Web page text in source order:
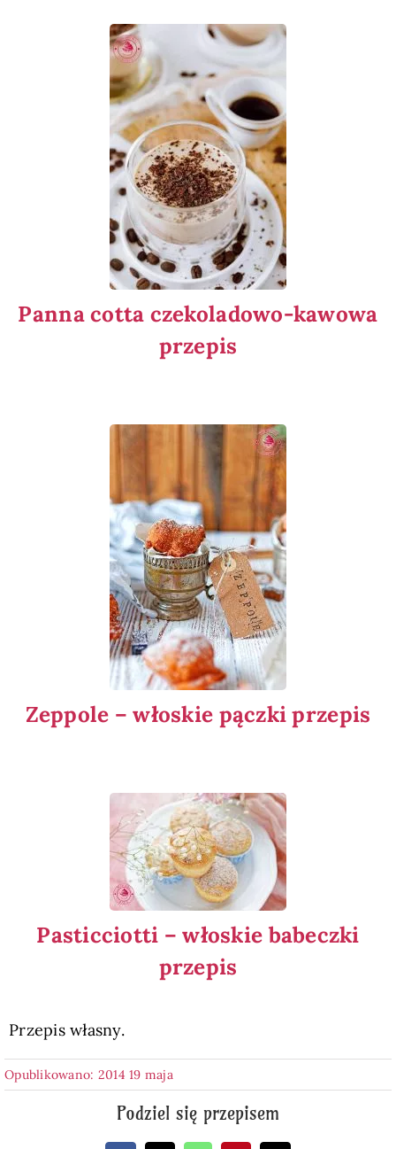
Panna cotta czekoladowo-kawowa
przepis
Zeppole – włoskie pączki przepis
Pasticciotti – włoskie babeczki
przepis
Przepis własny.
Opublikowano: 2014 19 maja
Podziel się przepisem